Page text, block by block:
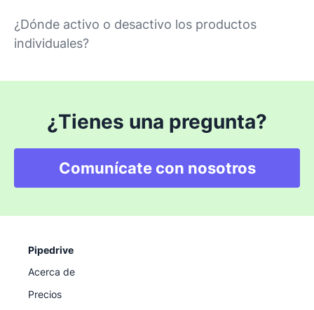
¿Dónde activo o desactivo los productos
individuales?
¿Tienes una pregunta?
Comunícate con nosotros
Pipedrive
Acerca de
Precios